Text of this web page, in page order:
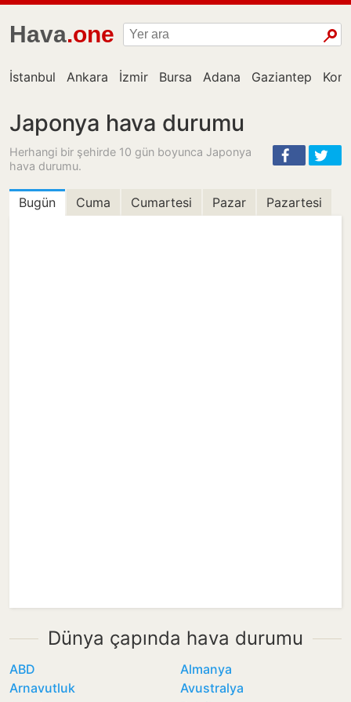
Hava.one
İstanbul Ankara İzmir Bursa Adana Gaziantep
Japonya hava durumu
Herhangi bir şehirde 10 gün boyunca Japonya
hava durumu.
Bugün Cuma Cumartesi Pazar Pazartesi
Dünya çapında hava durumu
ABD
Almanya
Arnavutluk
Avustralya